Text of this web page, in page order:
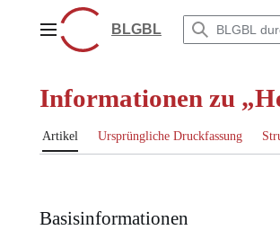
springenHauptmenüBLGBL
Informationen zu
Artikel Ursprüngliche Druckfassung
Basisinformationen